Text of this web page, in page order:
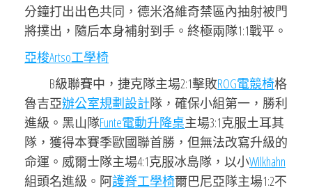
分鐘打出出色共同，德米洛維奇禁區內抽射被門
將撲出，隨后本身補射到手。終極兩隊1:1戰平。
亞梭Artso工學椅
B級聯賽中，捷克隊主場2:1擊敗ROG電競椅格
魯吉亞辦公室規劃設計隊，確保小組第一，勝利
進級。黑山隊Funte電動升降桌主場3:1克服土耳其
隊，獲得本賽季歐國聯首勝，但無法改寫升級的
命運。威爾士隊主場4:1克服冰島隊，以小Wilkhahn
組頭名進級。阿護脊工學椅爾巴尼亞隊主場1:2不